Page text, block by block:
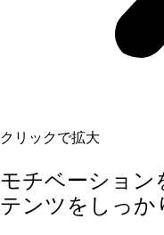
クリックで拡大
モチベーション
テンツをしっか